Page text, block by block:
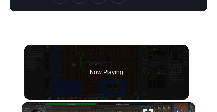
Now Playing
×